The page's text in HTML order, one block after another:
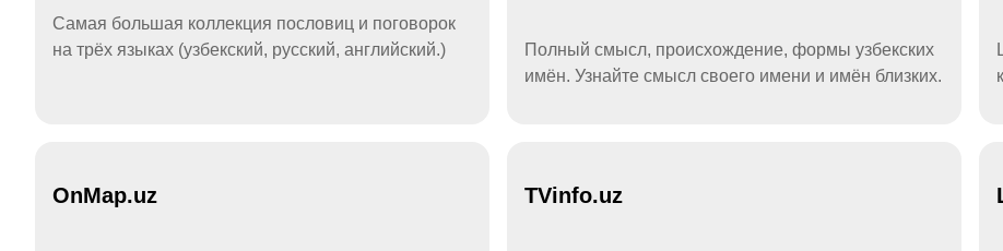
Самая большая коллекция пословиц и поговорок
на трёх языках (узбекский, русский, английский.)
Полный смысл, происхождение, формы узбекских
имён. Узнайте смысл своего имени и имён близких.
OnMap.uz TVinfo.uz